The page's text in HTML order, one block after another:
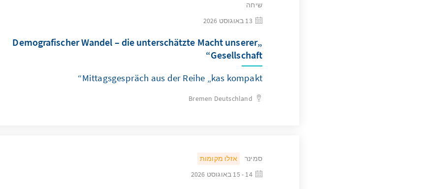
שיחה
„Demografischer Wandel – die unterschätzte Macht unserer
Gesellschaft“
Mittagsgespräch aus der Reihe „kas kompakt“
Bremen Deutschland
סמינר
אזלו מקומות
14 - 15 באוגוסט 2026